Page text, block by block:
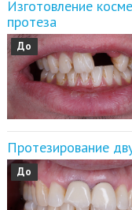
Изготовление
протеза
До
Протезирование
До